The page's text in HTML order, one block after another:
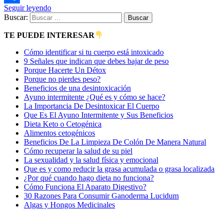
Link
Compartir
Seguir leyendo
Buscar:
TE PUEDE INTERESAR
Cómo identificar si tu cuerpo está intoxicado
9 Señales que indican que debes bajar de peso
Porque Hacerte Un Détox
Porque no pierdes peso?
Beneficios de una desintoxicación
Ayuno intermitente ¿Qué es y cómo se hace?
La Importancia De Desintoxicar El Cuerpo
Que Es El Ayuno Intermitente y Sus Beneficios
Dieta Keto o Cetogénica
Alimentos cetogénicos
Beneficios De La Limpieza De Colón De Manera Natural
Cómo recuperar la salud de su piel
La sexualidad y la salud física y emocional
Que es y como reducir la grasa acumulada o grasa localizada
¿Por qué cuando hago dieta no funciona?
Cómo Funciona El Aparato Digestivo?
30 Razones Para Consumir Ganoderma Lucidum
Algas y Hongos Medicinales